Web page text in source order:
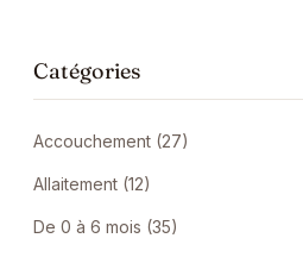
Catégories
Accouchement (27)
Allaitement (12)
De 0 à 6 mois (35)